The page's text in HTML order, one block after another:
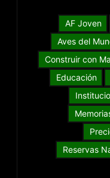
AF Joven
Aves del
Construir con
Educación
Reservas